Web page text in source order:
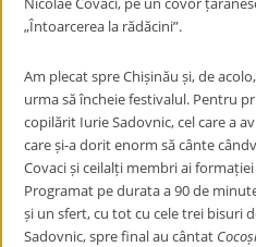
„Întoarcerea la rădăcini”.
Am plecat spre Chișinău și, de
urma să încheie festivalul. Pentru
copilărit Iurie Sadovnic, cel care a
care și-a dorit enorm să cânte
Covaci și ceilalți membri ai
Programat pe durata a 90 de
și un sfert, cu tot cu cele trei bisuri
Sadovnic, spre final au cântat